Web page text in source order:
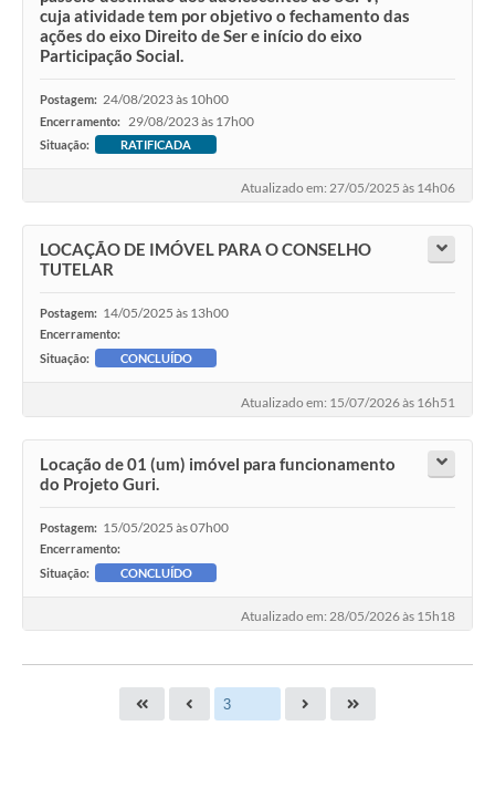
cuja atividade tem por objetivo o fechamento das
ações do eixo Direito de Ser e início do eixo
Participação Social.
Postagem: 24/08/2023 às 10h00
Encerramento: 29/08/2023 às 17h00
Situação: RATIFICADA
Atualizado em: 27/05/2025 às 14h06
LOCAÇÃO DE IMÓVEL PARA O CONSELHO
TUTELAR
Postagem: 14/05/2025 às 13h00
Encerramento:
Situação:
CONCLUÍDO
Atualizado em: 15/07/2026 às 16h51
Locação de 01 (um) imóvel para funcionamento
do Projeto Guri.
Postagem: 15/05/2025 às 07h00
Encerramento:
Situação:
CONCLUÍDO
Atualizado em: 28/05/2026 às 15h18